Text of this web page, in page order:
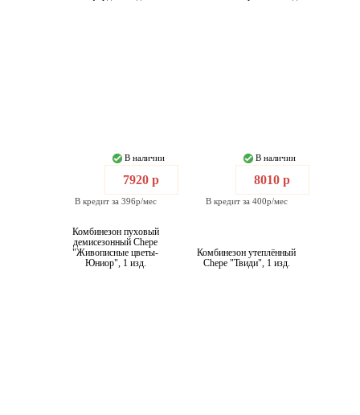
В наличии
7920 р
В кредит за 396р/мес
В наличии
8010 р
В кредит за 400р/мес
Комбинезон пуховый
демисезонный Chepe
"Живописные цветы-
Юниор", 1 изд.
Комбинезон утеплённый
Chepe "Твиди", 1 изд.